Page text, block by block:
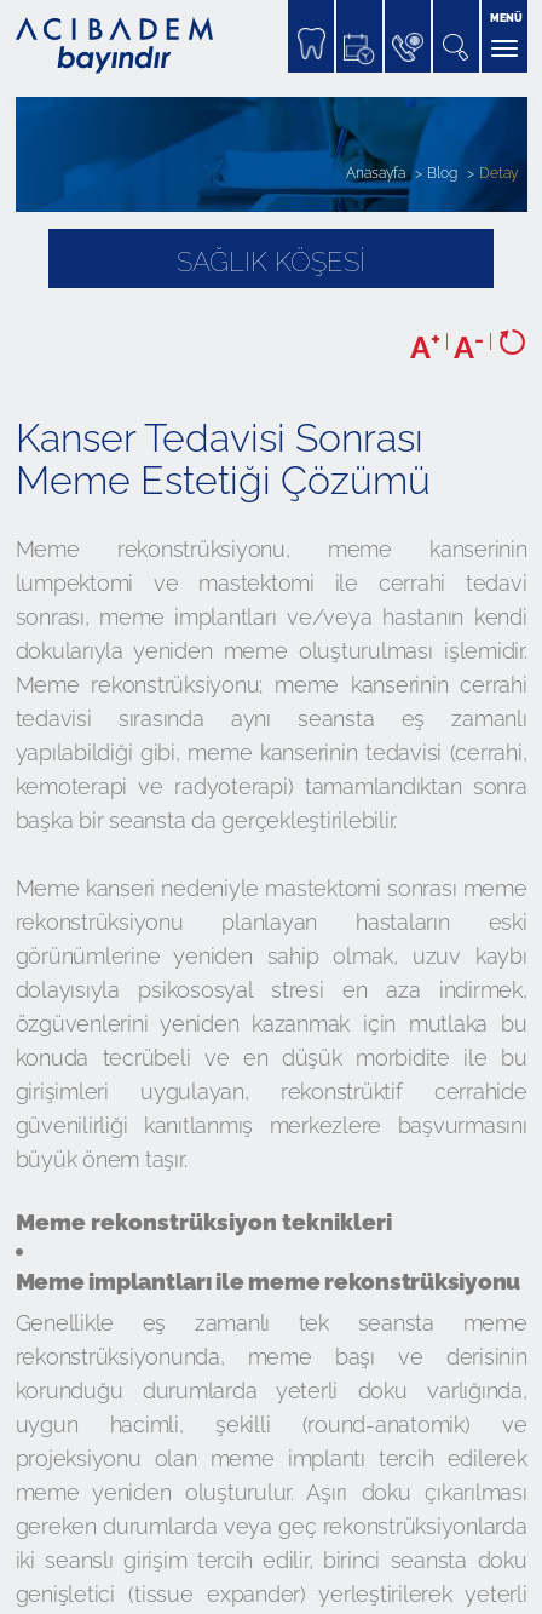
MENÜ
SAĞLIK KÖŞESİ
Anasayfa Blog Detay
A+ | A- |
Kanser Tedavisi Sonrası
Meme Estetiği Çözümü
Meme rekonstrüksiyonu, meme kanserinin
lumpektomi ve mastektomi ile cerrahi tedavi
sonrası, meme implantları ve/veya hastanın kendi
dokularıyla yeniden meme oluşturulması işlemidir.
Meme rekonstrüksiyonu; meme kanserinin cerrahi
tedavisi sırasında aynı seansta eş zamanlı
yapılabildiği gibi, meme kanserinin tedavisi (cerrahi,
kemoterapi ve radyoterapi) tamamlandıktan sonra
başka bir seansta da gerçekleştirilebilir.
Meme kanseri nedeniyle mastektomi sonrası meme
rekonstrüksiyonu planlayan hastaların eski
görünümlerine yeniden sahip olmak, uzuv kaybı
dolayısıyla psikososyal stresi en aza indirmek,
özgüvenlerini yeniden kazanmak için mutlaka bu
konuda tecrübeli ve en düşük morbidite ile bu
girişimleri uygulayan, rekonstrüktif cerrahide
güvenilirliği kanıtlanmış merkezlere başvurmasını
büyük önem taşır.
Meme rekonstrüksiyon teknikleri
Meme implantları ile meme rekonstrüksiyonu
Genellikle eş zamanlı tek seansta meme
rekonstrüksiyonunda, meme başı ve derisinin
korunduğu durumlarda yeterli doku varlığında,
uygun hacimli, şekilli (round-anatomik) ve
projeksiyonu olan meme implantı tercih edilerek
meme yeniden oluşturulur. Aşırı doku çıkarılması
gereken durumlarda veya geç rekonstrüksiyonlarda
iki seanslı girişim tercih edilir, birinci seansta doku
genişletici (tissue expander) yerleştirilerek yeterli